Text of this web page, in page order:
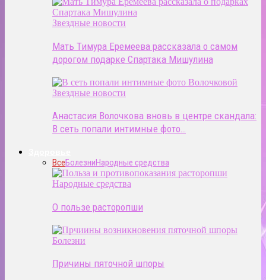
Звездные новости
Мать Тимура Еремеева рассказала о самом
дорогом подарке Спартака Мишулина
Звездные новости
Анастасия Волочкова вновь в центре скандала:
В сеть попали интимные фото…
ВсеБолезниНародные средства
Народные средства
О пользе расторопши
Болезни
Причины пяточной шпоры